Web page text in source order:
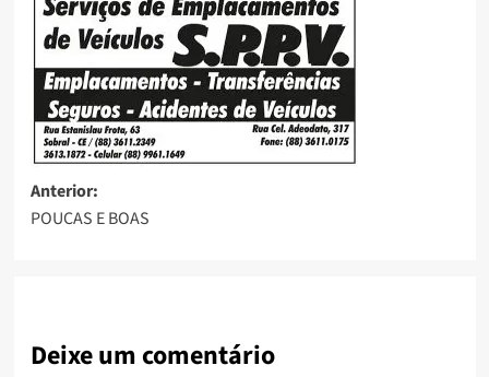
Anterior:
POUCAS E BOAS
Deixe um comentário